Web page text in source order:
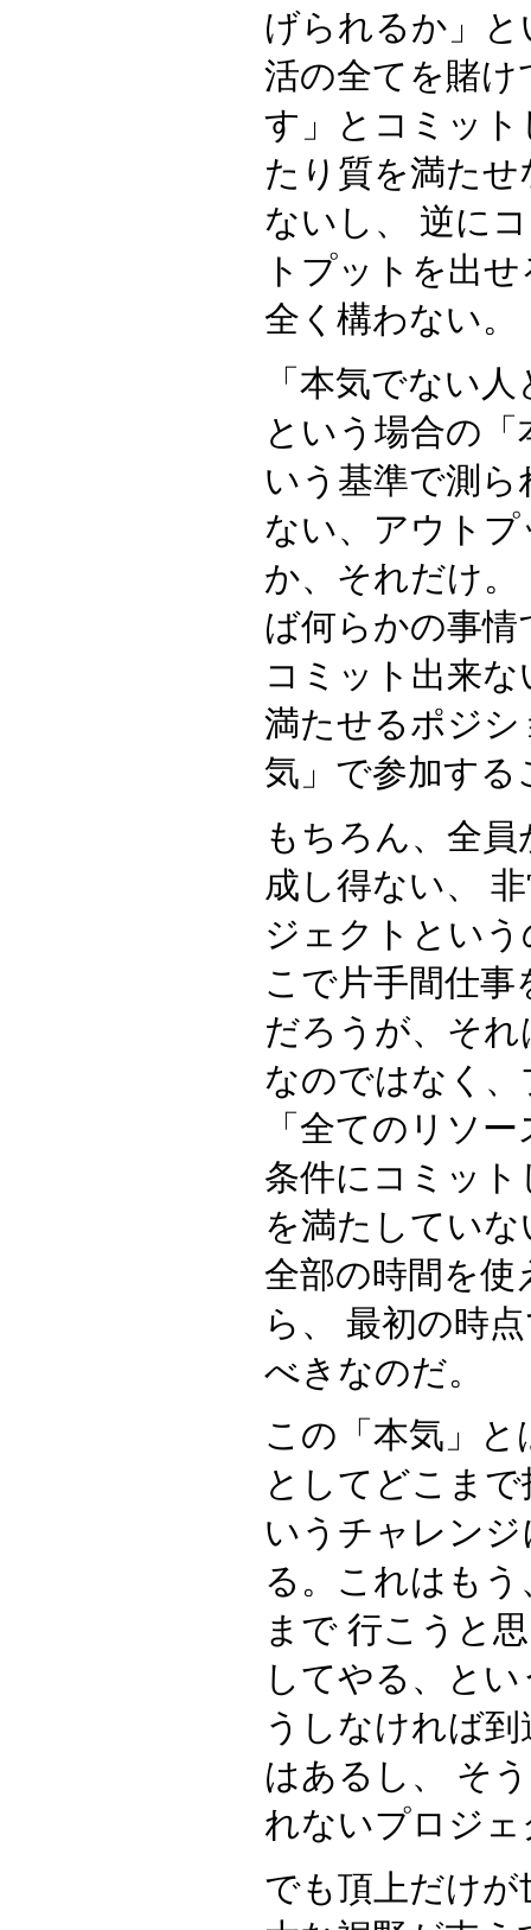
げられるか」
活の全てを賭け
す」とコミッ
たり質を満た
ないし、 逆に
トプットを出
全く構わない。
「本気でない
という場合の
いう基準で測
ない、アウト
か、それだけ
ば何らかの事
コミット出来
満たせるポジ
気」で参加す
もちろん、全
成し得ない、
ジェクトとい
こで片手間仕
だろうが、そ
なのではなく
「全てのリソ
条件にコミッ
を満たしてい
全部の時間を
ら、 最初の時
べきなのだ。
この「本気」
としてどこま
いうチャレン
る。これはも
まで 行こうと
してやる、と
うしなければ
はあるし、 そ
れないプロジ
でも頂上だけ